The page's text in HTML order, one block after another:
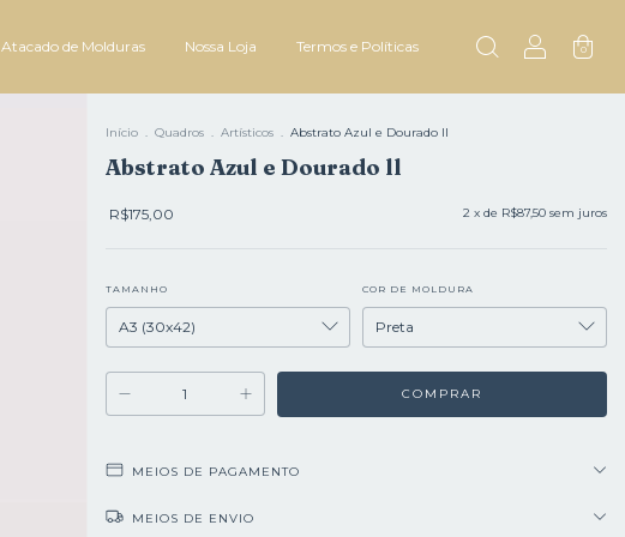
Atacado de Molduras Nossa Loja Termos e Políticas 0
Início . Quadros . Artísticos . Abstrato Azul e Dourado ll
Abstrato Azul e Dourado ll
R$175,00 2 x de R$87,50 sem juros
TAMANHO COR DE MOLDURA
MEIOS DE PAGAMENTO
MEIOS DE ENVIO